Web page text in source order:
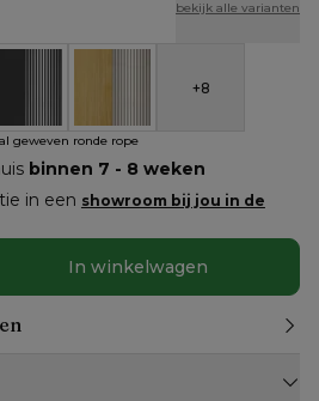
bekijk alle varianten
verticaal geweven ronde rope
en beige verticaal geweven
aluminium en zwart verticaal
Teak en beige verticaal
+8
geweven ronde rope
binnen 7 - 8 weken
in een showroom bij jou in de
In winkelwagen